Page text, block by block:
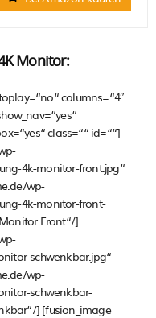
Monitor:
columns=“4″
class=““ id=““]
4k-monitor-front.jpg“
wp-
4k-monitor-front-
Front“/]
schwenkbar.jpg“
wp-
schwenkbar-
] [fusion_image